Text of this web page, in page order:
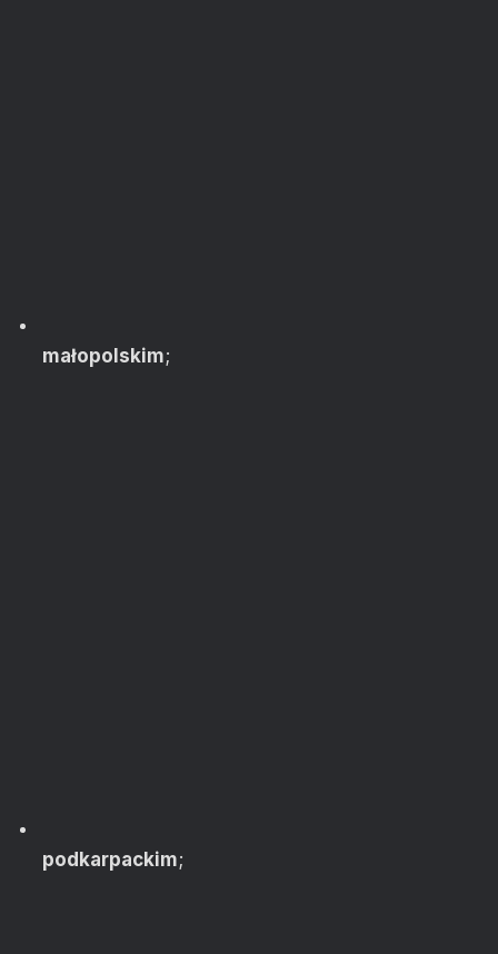
małopolskim;
podkarpackim;